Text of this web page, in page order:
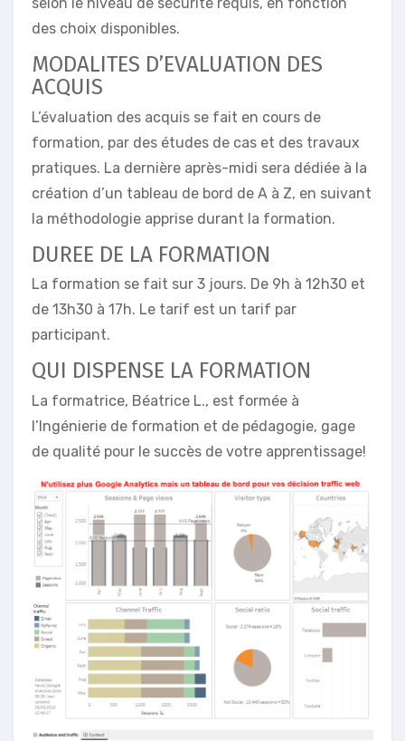
des choix disponibles.
MODALITES D’EVALUATION DES
ACQUIS
L’évaluation des acquis se fait en cours de
formation, par des études de cas et des travaux
pratiques. La dernière après-midi sera dédiée à la
création d’un tableau de bord de A à Z, en suivant
la méthodologie apprise durant la formation.
DUREE DE LA FORMATION
La formation se fait sur 3 jours. De 9h à 12h30 et
de 13h30 à 17h. Le tarif est un tarif par
participant.
QUI DISPENSE LA FORMATION
La formatrice, Béatrice L., est formée à
l’Ingénierie de formation et de pédagogie, gage
de qualité pour le succès de votre apprentissage!